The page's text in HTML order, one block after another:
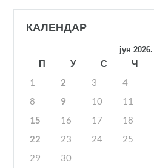
КАЛЕНДАР
јун 2026.
П У С Ч
1
2 3 4
8
9 10 11
15
16 17 18
22
23 24 25
29
30